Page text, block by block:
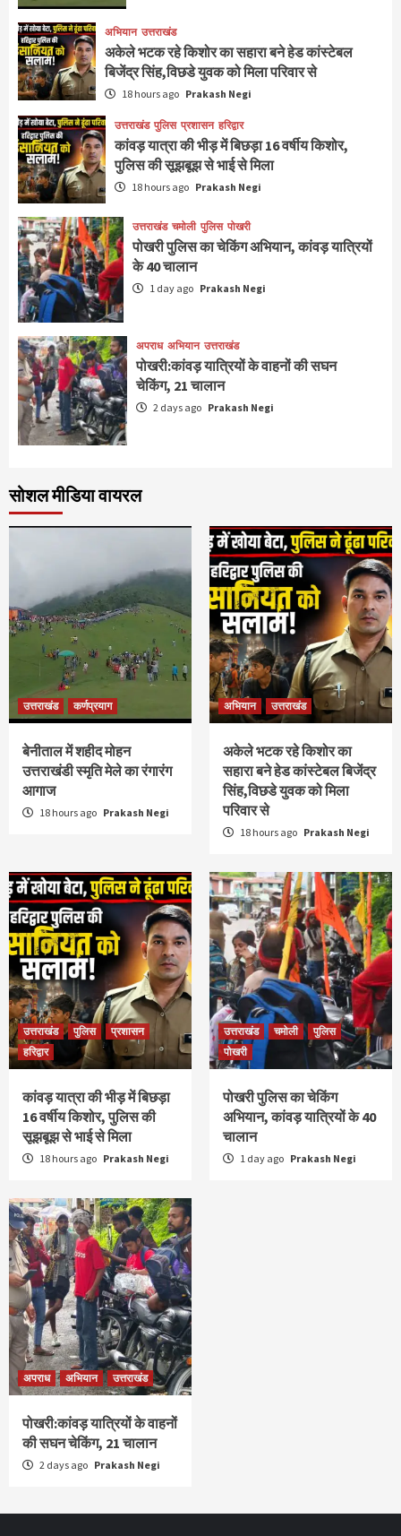
अभियान उत्तराखंड
अकेले भटक रहे किशोर का सहारा बने हेड कांस्टेबल
बिजेंद्र सिंह,विछडे युवक को मिला परिवार से
18 hours ago Prakash Negi
उत्तराखंड पुलिस प्रशासन हरिद्वार
कांवड़ यात्रा की भीड़ में बिछड़ा 16 वर्षीय किशोर,
पुलिस की सूझबूझ से भाई से मिला
18 hours ago Prakash Negi
उत्तराखंड चमोली पुलिस पोखरी
पोखरी पुलिस का चेकिंग अभियान, कांवड़ यात्रियों
के 40 चालान
1 day ago Prakash Negi
अपराध अभियान उत्तराखंड
पोखरी:कांवड़ यात्रियों के वाहनों की सघन
चेकिंग, 21 चालान
2 days ago Prakash Negi
सोशल मीडिया वायरल
उत्तराखंड कर्णप्रयाग
बेनीताल में शहीद मोहन
उत्तराखंडी स्मृति मेले का रंगारंग
आगाज
18 hours ago Prakash Negi
अभियान उत्तराखंड
अकेले भटक रहे किशोर का
सहारा बने हेड कांस्टेबल बिजेंद्र
सिंह,विछडे युवक को मिला
परिवार से
18 hours ago Prakash Negi
उत्तराखंड पुलिस
प्रशासन
हरिद्वार
कांवड़ यात्रा की भीड़ में बिछड़ा
16 वर्षीय किशोर, पुलिस की
सूझबूझ से भाई से मिला
18 hours ago Prakash Negi
उत्तराखंड चमोली
पुलिस
पोखरी
पोखरी पुलिस का चेकिंग
अभियान, कांवड़ यात्रियों के 40
चालान
1 day ago Prakash Negi
अपराध अभियान उत्तराखंड
पोखरी:कांवड़ यात्रियों के वाहनों
की सघन चेकिंग, 21 चालान
2 days ago Prakash Negi